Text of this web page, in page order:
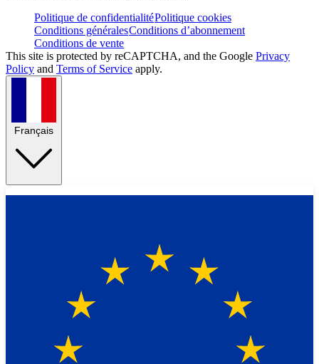
Politique de confidentialitéPolitique cookies
Conditions généralesConditions d’abonnement
Conditions de vente
This site is protected by reCAPTCHA, and the Google Privacy
Policy and Terms of Service apply.
Français